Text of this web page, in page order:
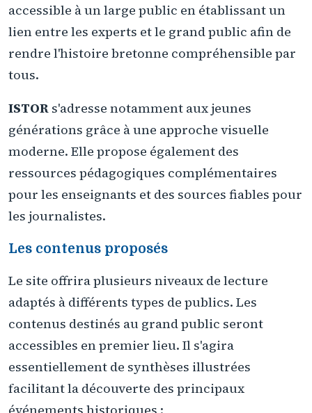
accessible à un large public en établissant un
lien entre les experts et le grand public afin de
rendre l'histoire bretonne compréhensible par
tous.
ISTOR s'adresse notamment aux jeunes
générations grâce à une approche visuelle
moderne. Elle propose également des
ressources pédagogiques complémentaires
pour les enseignants et des sources fiables pour
les journalistes.
Les contenus proposés
Le site offrira plusieurs niveaux de lecture
adaptés à différents types de publics. Les
contenus destinés au grand public seront
accessibles en premier lieu. Il s'agira
essentiellement de synthèses illustrées
facilitant la découverte des principaux